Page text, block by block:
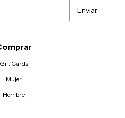
Gift Cards
Mujer
Hombre